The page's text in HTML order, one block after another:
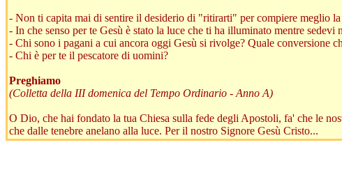
- Non ti capita mai di sentire il desiderio di "ritirarti" per compiere meglio
- In che senso per te Gesù è stato la luce che ti ha illuminato mentre sedevi
- Chi sono i pagani a cui ancora oggi Gesù si rivolge? Quale conversione
- Chi è per te il pescatore di uomini?
Preghiamo
(Colletta della III domenica del Tempo Ordinario - Anno A)
O Dio, che hai fondato la tua Chiesa sulla fede degli Apostoli, fa' che le
che dalle tenebre anelano alla luce. Per il nostro Signore Gesù Cristo...